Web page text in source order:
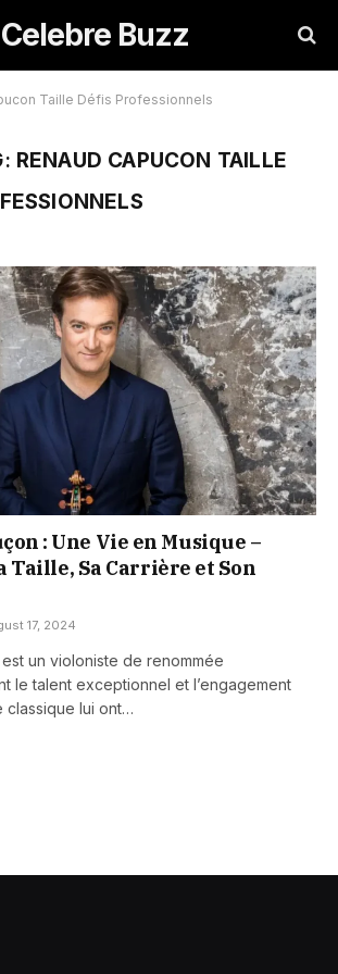
Celebre Buzz
Taille Défis Professionnels
RENAUD CAPUCON TAILLE
: Une Vie en Musique –
Taille, Sa Carrière et Son
17, 2024
un violoniste de renommée
le talent exceptionnel et l’engagement
classique lui ont…